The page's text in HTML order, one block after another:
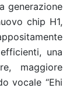
generazione
chip H1,
una
maggiore
vocale “Ehi